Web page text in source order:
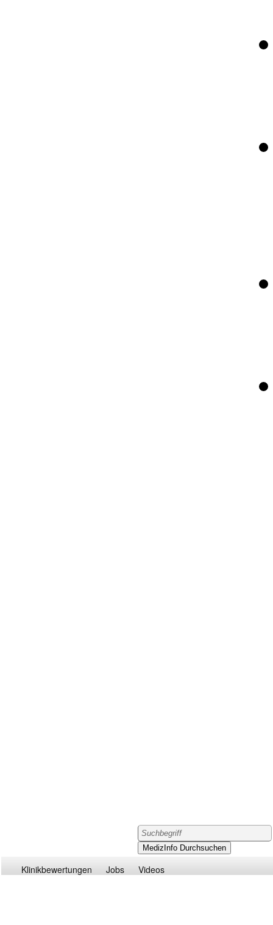
Klinikbewertungen Jobs Videos